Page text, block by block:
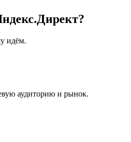
идём.
аудиторию и рынок.